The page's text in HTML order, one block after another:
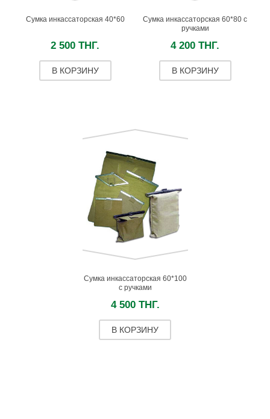
Сумка инкассаторская 40*60
2 500 ТНГ.
В КОРЗИНУ
Сумка инкассаторская 60*80 с
ручками
4 200 ТНГ.
В КОРЗИНУ
Сумка инкассаторская 60*100
с ручками
4 500 ТНГ.
В КОРЗИНУ